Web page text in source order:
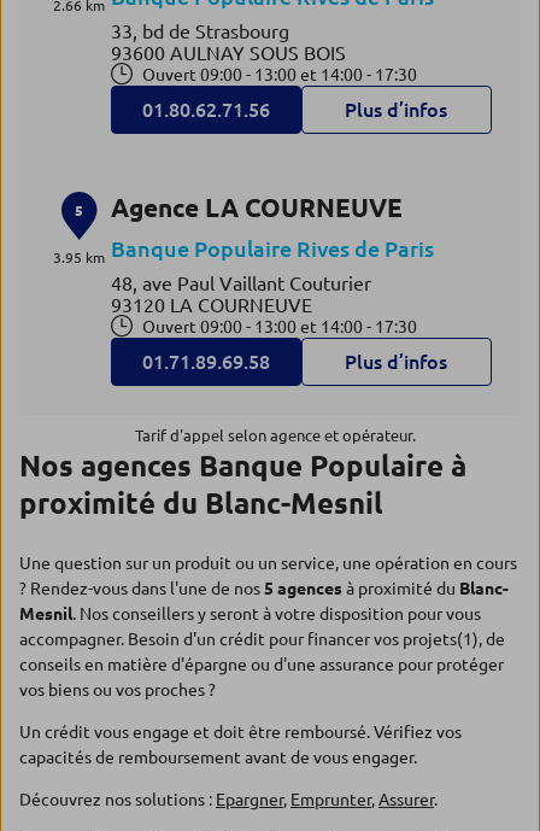
2.66 km
33, bd de Strasbourg
93600 AULNAY SOUS BOIS
Ouvert 09:00 - 13:00 et 14:00 - 17:30
01.80.62.71.56 Plus d’infos
5
3.95 km
Agence LA COURNEUVE
Banque Populaire Rives de Paris
48, ave Paul Vaillant Couturier
93120 LA COURNEUVE
Ouvert 09:00 - 13:00 et 14:00 - 17:30
01.71.89.69.58 Plus d’infos
Tarif d'appel selon agence et opérateur.
Nos agences Banque Populaire à
proximité du Blanc-Mesnil
Une question sur un produit ou un service, une opération en cours
? Rendez-vous dans l'une de nos5 agencesà proximité du Blanc-
Mesnil. Nos conseillers y seront à votre disposition pour vous
accompagner. Besoin d'un crédit pour financer vos projets(1), de
conseils en matière d'épargne ou d'une assurance pour protéger
vos biens ou vos proches ?
Un crédit vous engage et doit être remboursé. Vérifiez vos
capacités de remboursement avant de vous engager.
Découvrez nos solutions : Epargner, Emprunter,Assurer.